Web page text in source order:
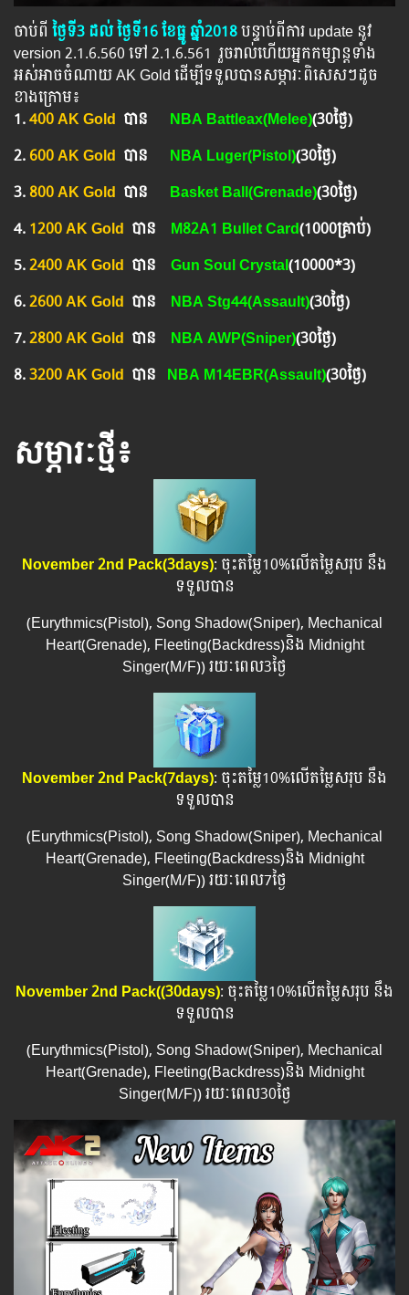
ចាប់ពី ថ្ងៃទី3 ដល់ ថ្ងៃទី16 ខែធ្នូ ឆ្នាំ2018បន្ទាប់​​ពី​​ការ ​update ​នូវ ​
version 2.1.6.560 ទៅ​ 2.1.6.561 រួចរាល់ហើយអ្នកកម្សាន្ដទាំង
អស់អាចចំណាយ AK Gold ដើម្បីទទួលបានសម្ភារៈពិសេសៗដូច
ខាងក្រោម៖
1.400 AK Gold បាន NBA Battleax(Melee)(30ថ្ងៃ)
2.600 AK Gold បាន NBA Luger(Pistol)(30ថ្ងៃ)
3.800 AK Gold បាន ​​ Basket Ball(Grenade)(30ថ្ងៃ)
4.1200 AK Gold បាន M82A1 Bullet Card(1000គ្រាប់)
5.2400 AK Gold បាន ​​ Gun Soul Crystal(10000*3)
6.2600 AK Gold បាន NBA Stg44(Assault)(30ថ្ងៃ)
7.2800 AK Gold បាន NBA AWP(Sniper)(30ថ្ងៃ)
8.3200 AK Gold បាន NBA M14EBR(Assault)(30ថ្ងៃ)
សម្ភារៈថ្មី៖
November 2nd Pack(3days): ចុះតម្លៃ10%លើតម្លៃសរុប នឹង
ទទួលបាន
(Eurythmics(Pistol), Song Shadow(Sniper), Mechanical
Heart(Grenade), Fleeting(Backdress)និង Midnight
Singer(M/F)) រយៈពេល​3ថ្ងៃ
November 2nd Pack(7days): ចុះតម្លៃ10%លើតម្លៃសរុប នឹង
ទទួលបាន
(Eurythmics(Pistol), Song Shadow(Sniper), Mechanical
Heart(Grenade), Fleeting(Backdress)និង Midnight
Singer(M/F)) រយៈពេល​​7ថ្ងៃ
November 2nd Pack((30days): ចុះតម្លៃ10%លើតម្លៃសរុប នឹង
ទទួលបាន
(Eurythmics(Pistol), Song Shadow(Sniper), Mechanical
Heart(Grenade), Fleeting(Backdress)និង Midnight
Singer(M/F)) រយៈពេល​​30ថ្ងៃ